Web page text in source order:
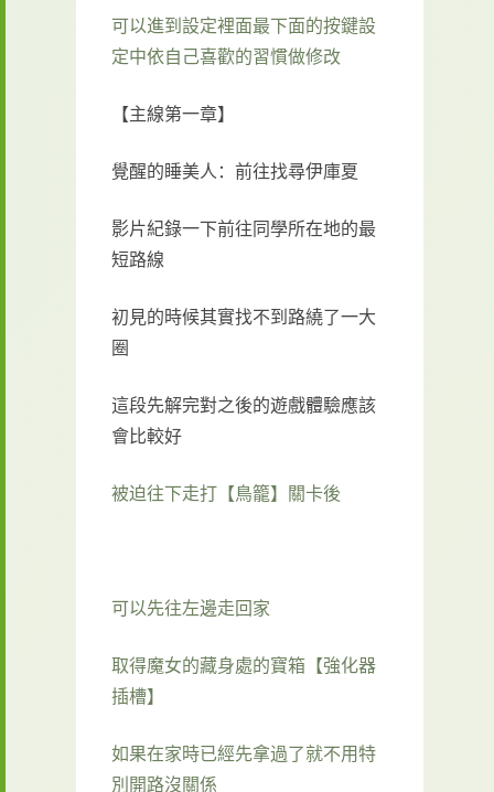
可以進到設定裡面最下面的按鍵設
定中依自己喜歡的習慣做修改
【主線第一章】
覺醒的睡美人：前往找尋伊庫夏
影片紀錄一下前往同學所在地的最
短路線
初見的時候其實找不到路繞了一大
圈
這段先解完對之後的遊戲體驗應該
會比較好
被迫往下走打【鳥籠】關卡後
可以先往左邊走回家
取得魔女的藏身處的寶箱【強化器
插槽】
如果在家時已經先拿過了就不用特
別開路沒關係